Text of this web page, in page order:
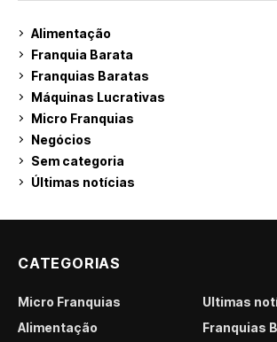
Alimentação
Franquia Barata
Franquias Baratas
Máquinas Lucrativas
Micro Franquias
Negócios
Sem categoria
Últimas notícias
CATEGORIAS
Micro Franquias
Últimas
Alimentação
Franquias